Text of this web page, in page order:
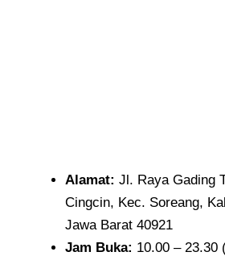
Alamat: Jl. Raya Gading
Cingcin, Kec. Soreang,
Jawa Barat 40921
Jam Buka: 10.00 – 23.30